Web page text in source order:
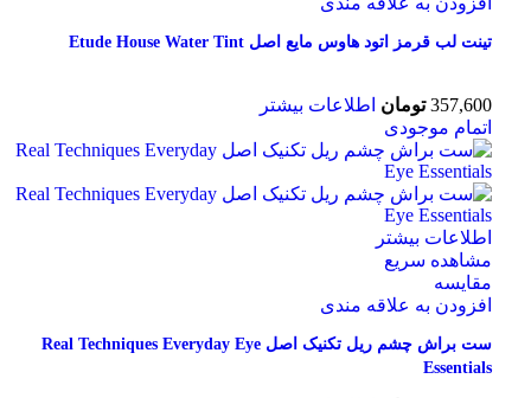
تینت لب قرمز اتود هاوس مایع اصل Etude House Water Tint
357,600 تومان اطلاعات بیشتر
اتمام موجودی
اطلاعات بیشتر
مشاهده سریع
مقایسه
افزودن به علاقه مندی
ست براش چشم ریل تکنیک اصل Real Techniques Everyday Eye
Essentials